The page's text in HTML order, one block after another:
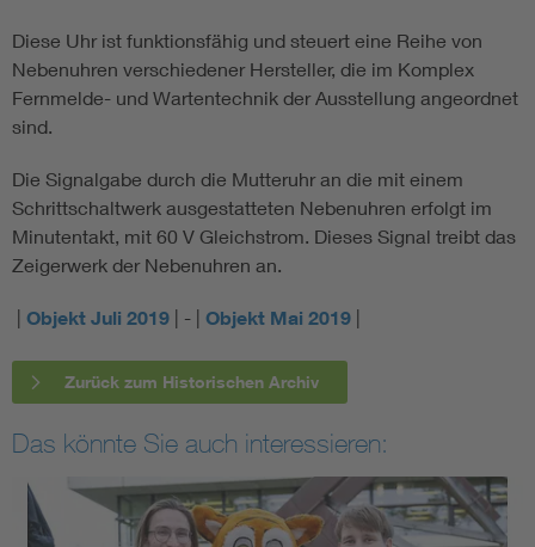
Diese Uhr ist funktionsfähig und steuert eine Reihe von
Nebenuhren verschiedener Hersteller, die im Komplex
Fernmelde- und Wartentechnik der Ausstellung angeordnet
sind.
Die Signalgabe durch die Mutteruhr an die mit einem
Schrittschaltwerk ausgestatteten Nebenuhren erfolgt im
Minutentakt, mit 60 V Gleichstrom. Dieses Signal treibt das
Zeigerwerk der Nebenuhren an.
| Objekt Juli 2019 | - | Objekt Mai 2019 |
Zurück zum Historischen Archiv
Das könnte Sie auch interessieren: